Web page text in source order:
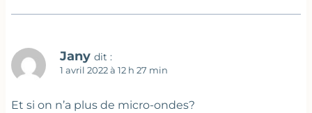
Jany dit :
1 avril 2022 à 12 h 27 min
Et si on n’a plus de micro-ondes?